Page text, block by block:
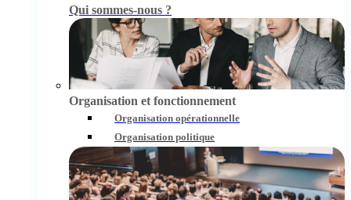
Qui sommes-nous ?
Organisation et fonctionnement
Organisation opérationnelle
Organisation politique